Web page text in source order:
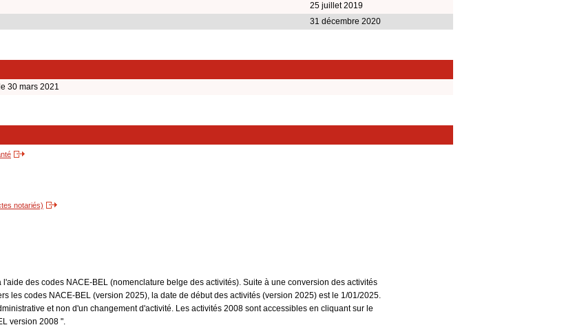
25 juillet 2019
31 décembre 2020
30 mars 2021
notariés)
l'aide des codes NACE-BEL (nomenclature belge des activités). Suite à une conversion des activités
les codes NACE-BEL (version 2025), la date de début des activités (version 2025) est le 1/01/2025.
et non d'un changement d'activité. Les activités 2008 sont accessibles en cliquant sur le
version 2008 ".